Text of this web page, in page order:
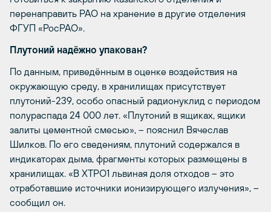
перенаправить РАО на хранение в другие отделения
ФГУП «РосРАО».
Плутоний надёжно упакован?
По данным, приведённым в оценке воздействия на
окружающую среду, в хранилищах присутствует
плутоний-239, особо опасный радионуклид с периодом
полураспада 24 000 лет. «Плутоний в ящиках, ящики
залиты цементной смесью», – пояснил Вячеслав
Шилков. По его сведениям, плутоний содержался в
индикаторах дыма, фрагменты которых размещены в
хранилищах. «В ХТРО1 львиная доля отходов – это
отработавшие источники ионизирующего излучения», –
сообщил он.